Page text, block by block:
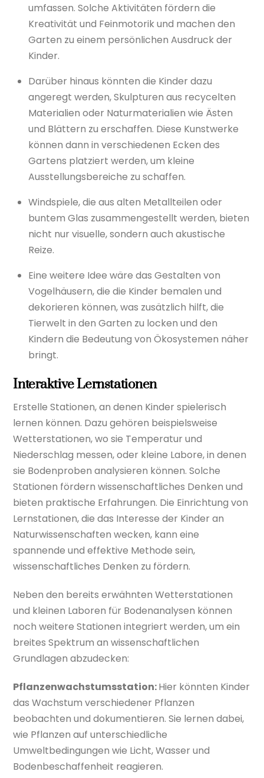
umfassen. Solche Aktivitäten fördern die
Kreativität und Feinmotorik und machen den
Garten zu einem persönlichen Ausdruck der
Kinder.
Darüber hinaus könnten die Kinder dazu
angeregt werden, Skulpturen aus recycelten
Materialien oder Naturmaterialien wie Ästen
und Blättern zu erschaffen. Diese Kunstwerke
können dann in verschiedenen Ecken des
Gartens platziert werden, um kleine
Ausstellungsbereiche zu schaffen.
Windspiele, die aus alten Metallteilen oder
buntem Glas zusammengestellt werden, bieten
nicht nur visuelle, sondern auch akustische
Reize.
Eine weitere Idee wäre das Gestalten von
Vogelhäusern, die die Kinder bemalen und
dekorieren können, was zusätzlich hilft, die
Tierwelt in den Garten zu locken und den
Kindern die Bedeutung von Ökosystemen näher
bringt.
Interaktive Lernstationen
Erstelle Stationen, an denen Kinder spielerisch
lernen können. Dazu gehören beispielsweise
Wetterstationen, wo sie Temperatur und
Niederschlag messen, oder kleine Labore, in denen
sie Bodenproben analysieren können. Solche
Stationen fördern wissenschaftliches Denken und
bieten praktische Erfahrungen. Die Einrichtung von
Lernstationen, die das Interesse der Kinder an
Naturwissenschaften wecken, kann eine
spannende und effektive Methode sein,
wissenschaftliches Denken zu fördern.
Neben den bereits erwähnten Wetterstationen
und kleinen Laboren für Bodenanalysen können
noch weitere Stationen integriert werden, um ein
breites Spektrum an wissenschaftlichen
Grundlagen abzudecken:
Pflanzenwachstumsstation:Hier könnten Kinder
das Wachstum verschiedener Pflanzen
beobachten und dokumentieren. Sie lernen dabei,
wie Pflanzen auf unterschiedliche
Umweltbedingungen wie Licht, Wasser und
Bodenbeschaffenheit reagieren.